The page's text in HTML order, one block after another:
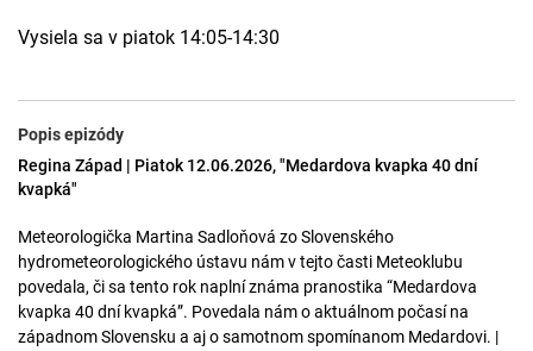
Vysiela sa v piatok 14:05-14:30
Popis epizódy
Regina Západ | Piatok 12.06.2026, "Medardova kvapka 40 dní
kvapká"
Meteorologička Martina Sadloňová zo Slovenského
hydrometeorologického ústavu nám v tejto časti Meteoklubu
povedala, či sa tento rok naplní známa pranostika “Medardova
kvapka 40 dní kvapká”. Povedala nám o aktuálnom počasí na
západnom Slovensku a aj o samotnom spomínanom Medardovi. |